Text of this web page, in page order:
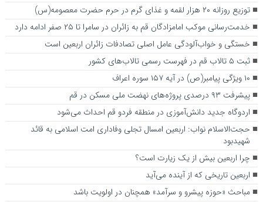
توزیع روزانه ۲۰ هزار لقمه و غذای گرم در حرم حضرت معصومه(س)
خدمت‌رسانی موکب امامزادگان قم به زائران در سامرا تا ۲۵ صفر ادامه دارد
خستگی و خواب‌آلودگی عامل اصلی تصادفات زائران اربعین است
ثبت ۵ تالاب قم در فهرست رسمی تالاب‌های کشور
۱۰ ویژگی پیامبر(ص) در آیه ۱۵۷ سوره اعراف
پیشرفت ۹۳ درصدی پروژه‌های نهضت ملی مسکن در قم
اردوگاه جدید دانش‌آموزی در منطقه فردو قم احداث می‌شود
حجت‌الاسلام نواب: اربعین امسال تجلی وفاداری امت اسلامی به قائد
شهیدبود
چرا اربعین بیش از یک زیارت است؟
اربعین تاریخی که از آینده می‌آید
مباحث «حوزه پیشرو و سرآمد» همچنان در اولویت باشد